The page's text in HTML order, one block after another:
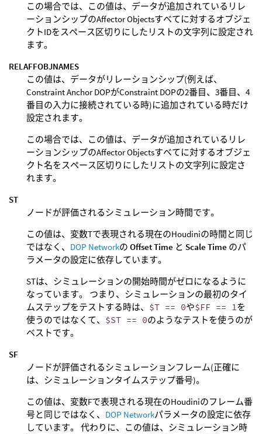
この場合では、この値は、データが追加されているリレ
ーションシップのAffector Objectsすべてに対するオブジェ
クトIDをスペース区切りにしたリストの文字列に設定され
ます。
RELAFFOBJNAMES
この値は、データがリレーションシップ(例えば、
Constraint Anchor DOPがConstraint DOPの2番目、3番目、4
番目の入力に接続されている時)に追加されている時だけ
設定されます。
この場合では、この値は、データが追加されているリレ
ーションシップのAffector Objectsすべてに対するオブジェ
クト名をスペース区切りにしたリストの文字列に設定さ
れます。
ST
ノードが評価されるシミュレーション時間です。
この値は、変数Tで表現される現在のHoudiniの時間と同じ
ではなく、 DOP Networkの Offset Time と Scale Time のパ
ラメータの設定に依存しています。
STは、シミュレーションの開始時間がゼロになるように
なっています。 つまり、シミュレーションの最初のタイ
ムステップをテストする時は、 $T == 0や$FF == 1を
使うのではなくて、 $ST == 0のようなテストを使うのが
ベストです。
SF
ノードが評価されるシミュレーションフレーム(正確に
は、シミュレーションタイムステップ番号)。
この値は、変数Fで表現される現在のHoudiniのフレーム番
号と同じではなく、 DOP Networkパラメータの設定に依存
しています。 代わりに、この値は、シミュレーション時